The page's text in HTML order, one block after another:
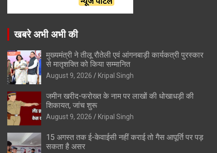
खबरे अभी अभी की
मुख्यमंत्री ने तीलू रौतेली एवं आंगनबाड़ी कार्यकत्री पुरस्कार
से मातृशक्ति को किया सम्मानित
August 9, 2026 Kripal Singh
जमीन खरीद-फरोख्त के नाम पर लाखों की धोखाधड़ी की
शिकायत, जांच शुरू
August 9, 2026 Kripal Singh
15 अगस्त तक ई-केवाईसी नहीं कराई तो गैस आपूर्ति पर पड़
सकता है असर